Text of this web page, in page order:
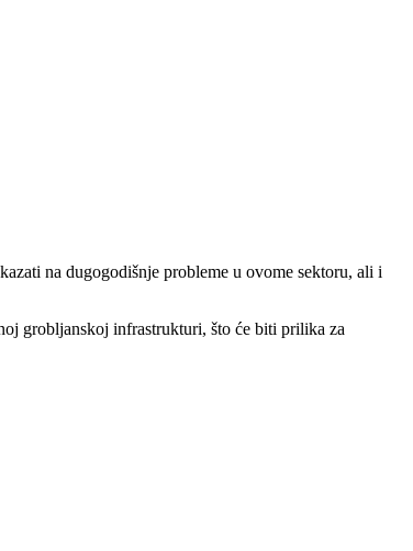
na dugogodišnje probleme u ovome sektoru, ali i
grobljanskoj infrastrukturi, što će biti prilika za